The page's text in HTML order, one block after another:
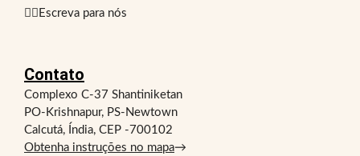
✍🏻Escreva para nós
Contato
Complexo C-37 Shantiniketan
PO-Krishnapur, PS-Newtown
Calcutá, Índia, CEP -700102
Obtenha instruções no mapa→